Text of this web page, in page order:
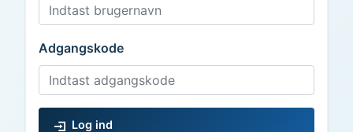
Adgangskode
Log ind